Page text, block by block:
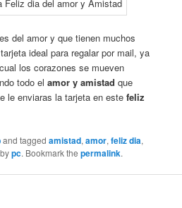
del amor y que tienen muchos
ideal para regalar por mail, ya
los corazones se mueven
todo elamor y amistad que
le enviaras la tarjeta en estefeliz
and taggedamistad,amor,feliz dia,
bypc. Bookmark thepermalink.